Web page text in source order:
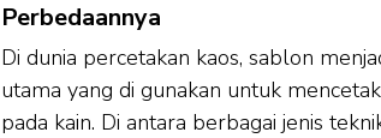
Perbedaannya
Di dunia percetakan kaos, sablon
utama yang di gunakan untuk
pada kain. Di antara berbagai jenis